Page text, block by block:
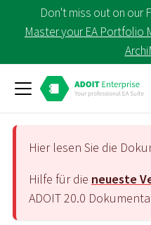
Don't miss out on our
Master your EA Portfolio
Hier lesen Sie die
Hilfe für die neueste
ADOIT20.0